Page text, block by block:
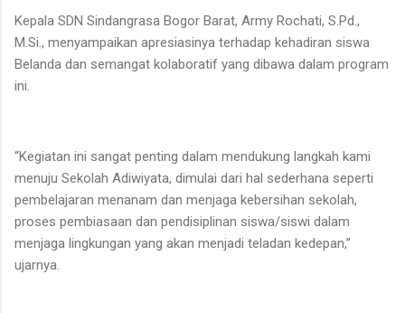
Kepala SDN Sindangrasa Bogor Barat, Army Rochati, S.Pd.,
M.Si., menyampaikan apresiasinya terhadap kehadiran siswa
Belanda dan semangat kolaboratif yang dibawa dalam program
ini.
“Kegiatan ini sangat penting dalam mendukung langkah kami
menuju Sekolah Adiwiyata, dimulai dari hal sederhana seperti
pembelajaran menanam dan menjaga kebersihan sekolah,
proses pembiasaan dan pendisiplinan siswa/siswi dalam
menjaga lingkungan yang akan menjadi teladan kedepan,”
ujarnya.